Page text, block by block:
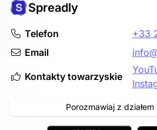
Spreadly
Telefon
+33
Email
Kontakty towarzyskie
Porozmawiaj z